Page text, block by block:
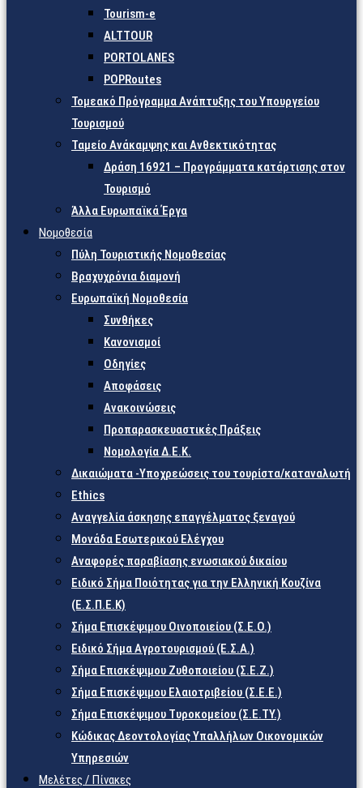
Tourism-e
ALTTOUR
PORTOLANES
POPRoutes
Τομεακό Πρόγραμμα Ανάπτυξης του Υπουργείου
Τουρισμού
Ταμείο Ανάκαμψης και Ανθεκτικότητας
Δράση 16921 – Προγράμματα κατάρτισης στον
Τουρισμό
Άλλα Ευρωπαϊκά Έργα
Νομοθεσία
Πύλη Τουριστικής Νομοθεσίας
Βραχυχρόνια διαμονή
Ευρωπαϊκή Νομοθεσία
Συνθήκες
Κανονισμοί
Οδηγίες
Αποφάσεις
Ανακοινώσεις
Προπαρασκευαστικές Πράξεις
Νομολογία Δ.Ε.Κ.
Δικαιώματα -Υποχρεώσεις του τουρίστα/καταναλωτή
Ethics
Αναγγελία άσκησης επαγγέλματος ξεναγού
Μονάδα Εσωτερικού Ελέγχου
Αναφορές παραβίασης ενωσιακού δικαίου
Ειδικό Σήμα Ποιότητας για την Ελληνική Κουζίνα
(Ε.Σ.Π.Ε.Κ)
Σήμα Επισκέψιμου Οινοποιείου (Σ.Ε.Ο.)
Ειδικό Σήμα Αγροτουρισμού (Ε.Σ.Α.)
Σήμα Επισκέψιμου Ζυθοποιείου (Σ.Ε.Ζ.)
Σήμα Επισκέψιμου Ελαιοτριβείου (Σ.Ε.Ε.)
Σήμα Επισκέψιμου Τυροκομείου (Σ.Ε.TY.)
Κώδικας Δεοντολογίας Υπαλλήλων Οικονομικών
Υπηρεσιών
Μελέτες / Πίνακες